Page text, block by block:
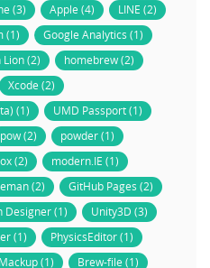
(3) Apple (4)
LINE (2)
(1)
Google Analytics (1)
(2)
homebrew (2)
Xcode (2)
(1)
UMD Passport (1)
pow (2)
powder (1)
(2)
modern.IE (1)
(2)
GitHub Pages (2)
Designer (1)
Unity3D (3)
(1)
PhysicsEditor (1)
Mackup (1) Brew-file (1)